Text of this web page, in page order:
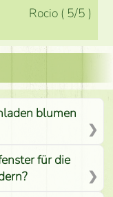
Rocio ( 5/5 )
blumen
für die